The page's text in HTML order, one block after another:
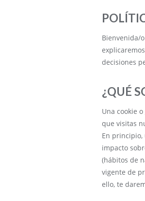
Bienvenida/
decisiones
¿QUÉ
Una cookie
que visitas
En
impacto
(hábitos de
vigente de
ello, te